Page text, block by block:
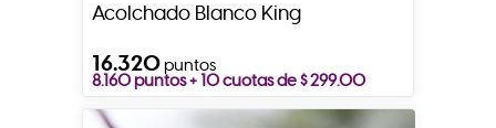
Acolchado Blanco King
16.320puntos
8.160 puntos + 10 cuotas de $ 299.00